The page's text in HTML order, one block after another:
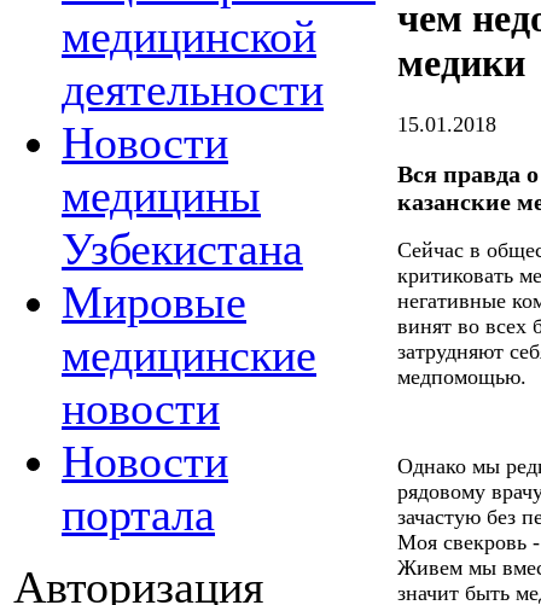
медицинской
деятельности
Новости
медицины
Узбекистана
Мировые
медицинские
новости
Новости
портала
Авторизация
чем
медики
15.01.2018
Вся правда
казанские
Сейчас в
критиковать
негативные
винят во всех
затрудняют
медпомощью.
Однако мы
рядовому
зачастую без
Моя свекровь
Живем мы
значит быть